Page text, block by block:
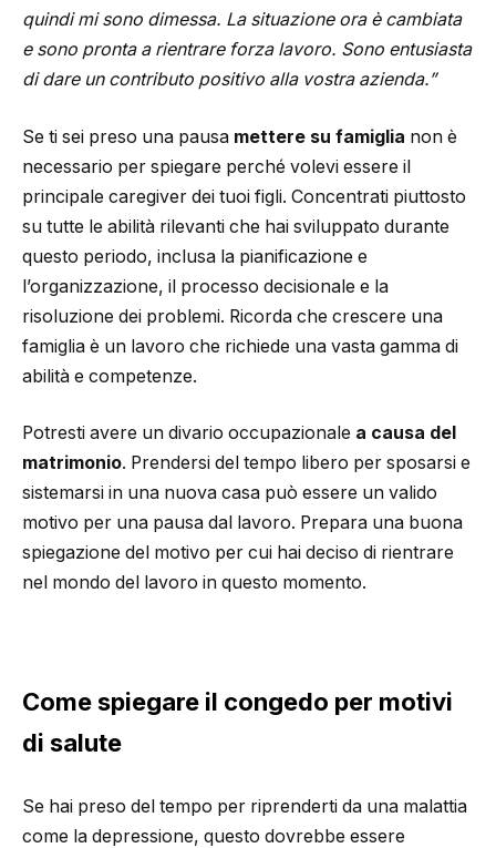
quindi mi sono dimessa. La situazione ora è cambiata
e sono pronta a rientrare forza lavoro. Sono entusiasta
di dare un contributo positivo alla vostra azienda.”
Se ti sei preso una pausa mettere su famiglia non è
necessario per spiegare perché volevi essere il
principale caregiver dei tuoi figli. Concentrati piuttosto
su tutte le abilità rilevanti che hai sviluppato durante
questo periodo, inclusa la pianificazione e
l’organizzazione, il processo decisionale e la
risoluzione dei problemi. Ricorda che crescere una
famiglia è un lavoro che richiede una vasta gamma di
abilità e competenze.
Potresti avere un divario occupazionale a causa del
matrimonio. Prendersi del tempo libero per sposarsi e
sistemarsi in una nuova casa può essere un valido
motivo per una pausa dal lavoro. Prepara una buona
spiegazione del motivo per cui hai deciso di rientrare
nel mondo del lavoro in questo momento.
Come spiegare il congedo per motivi
di salute
Se hai preso del tempo per riprenderti da una malattia
come la depressione, questo dovrebbe essere